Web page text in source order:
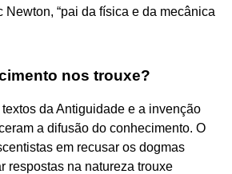
Newton, “pai da física e da mecânica
nos trouxe?
da Antiguidade e a invenção
a difusão do conhecimento. O
em recusar os dogmas
respostas na natureza trouxe